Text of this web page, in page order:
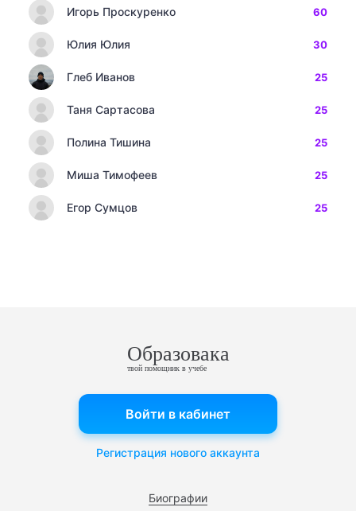
Игорь Проскуренко 60
Юлия Юлия 30
Глеб Иванов 25
Таня Сартасова 25
Полина Тишина 25
Миша Тимофеев 25
Егор Сумцов 25
Образовака
твой помощник в учебе
Биографии
Войти в кабинет
Регистрация нового аккаунта